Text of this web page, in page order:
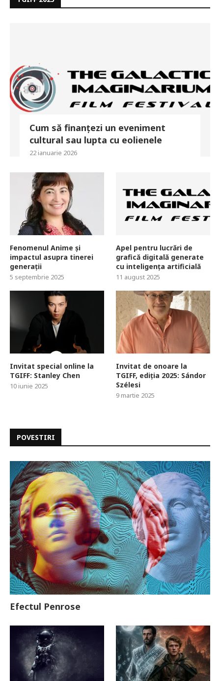
Cum să finanțezi un eveniment
cultural sau lupta cu eolienele
22 ianuarie 2026
Fenomenul Anime și
impactul asupra tinerei
generații
5 septembrie 2025
Apel pentru lucrări de
grafică digitală generate
cu inteligența artificială
11 august 2025
Invitat special online la
TGIFF: Stanley Chen
10 iunie 2025
Invitat de onoare la
TGIFF, ediția 2025: Sándor
Szélesi
9 martie 2025
POVESTIRI
Efectul Penrose